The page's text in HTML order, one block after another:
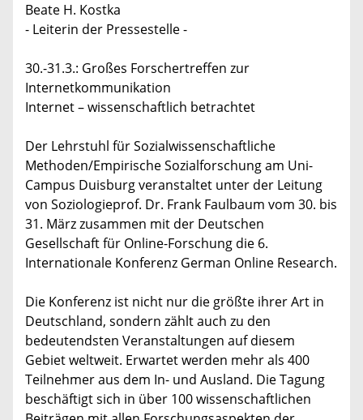
Beate H. Kostka
- Leiterin der Pressestelle -
30.-31.3.: Großes Forschertreffen zur
Internetkommunikation
Internet – wissenschaftlich betrachtet
Der Lehrstuhl für Sozialwissenschaftliche
Methoden/Empirische Sozialforschung am Uni-
Campus Duisburg veranstaltet unter der Leitung
von Soziologieprof. Dr. Frank Faulbaum vom 30. bis
31. März zusammen mit der Deutschen
Gesellschaft für Online-Forschung die 6.
Internationale Konferenz German Online Research.
Die Konferenz ist nicht nur die größte ihrer Art in
Deutschland, sondern zählt auch zu den
bedeutendsten Veranstaltungen auf diesem
Gebiet weltweit. Erwartet werden mehr als 400
Teilnehmer aus dem In- und Ausland. Die Tagung
beschäftigt sich in über 100 wissenschaftlichen